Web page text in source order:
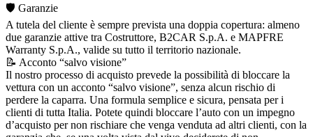
🛡️ Garanzie
A tutela del cliente è sempre prevista una doppia copertura: almeno
due garanzie attive tra Costruttore, B2CAR S.p.A. e MAPFRE
Warranty S.p.A., valide su tutto il territorio nazionale.
📝 Acconto “salvo visione”
Il nostro processo di acquisto prevede la possibilità di bloccare la
vettura con un acconto “salvo visione”, senza alcun rischio di
perdere la caparra. Una formula semplice e sicura, pensata per i
clienti di tutta Italia. Potete quindi bloccare l’auto con un impegno
d’acquisto per non rischiare che venga venduta ad altri clienti, con la